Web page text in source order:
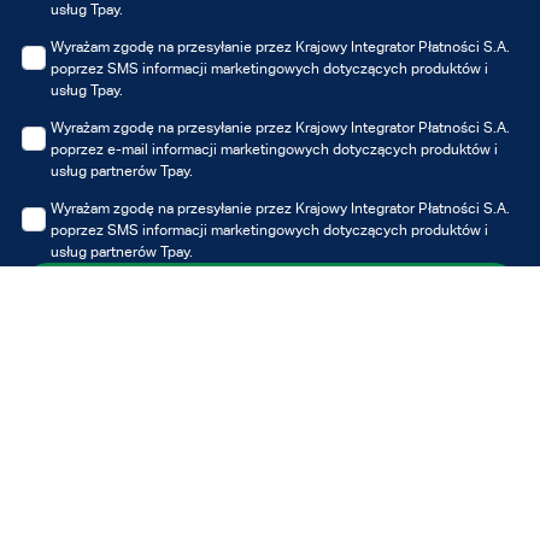
usług Tpay.
Wyrażam zgodę na przesyłanie przez Krajowy Integrator Płatności S.A.
poprzez SMS informacji marketingowych dotyczących produktów i
usług Tpay.
Wyrażam zgodę na przesyłanie przez Krajowy Integrator Płatności S.A.
poprzez e-mail informacji marketingowych dotyczących produktów i
usług partnerów Tpay.
Wyrażam zgodę na przesyłanie przez Krajowy Integrator Płatności S.A.
poprzez SMS informacji marketingowych dotyczących produktów i
usług partnerów Tpay.